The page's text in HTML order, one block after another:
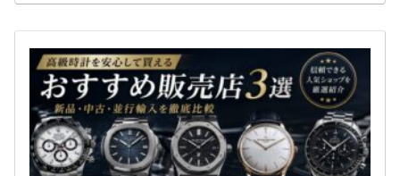
ブランドです。しかし、その人気ゆえに正規店では希望するモデ
ルを購入できないケースも少なくありません。 そこで多くの方が
利用しているのが、新品・中古・並行輸入品を取り扱う時計専門
店です。